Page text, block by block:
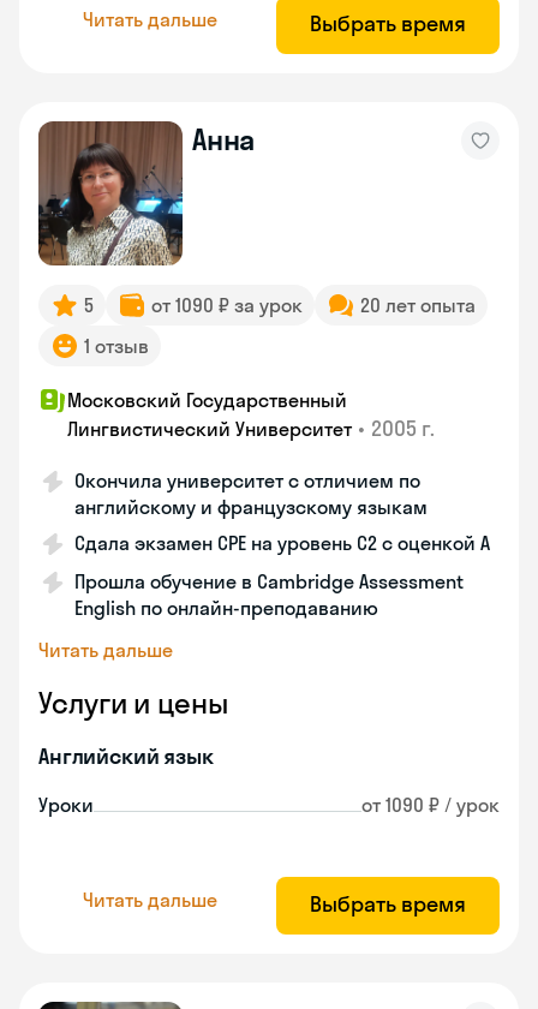
Читать дальше Выбрать время
Анна
5 от 1090 ₽ за урок
20 лет опыта
1 отзыв
Московский Государственный
Лингвистический Университет • 2005 г.
Окончила университет с отличием по
английскому и французскому языкам
Сдала экзамен СРЕ на уровень С2 с оценкой A
Прошла обучение в Cambridge Assessment
English по онлайн-преподаванию
Читать дальше
Услуги и цены
Английский язык
Уроки от 1090 ₽ / урок
Читать дальше Выбрать время